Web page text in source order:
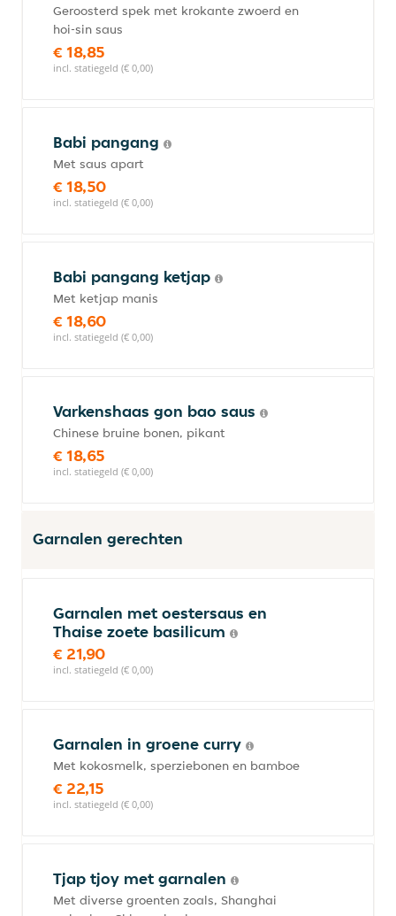
Geroosterd spek met krokante zwoerd en
hoi-sin saus
€ 18,85
incl. statiegeld (€ 0,00)
Babi pangang
Met saus apart
€ 18,50
incl. statiegeld (€ 0,00)
Babi pangang ketjap
Met ketjap manis
€ 18,60
incl. statiegeld (€ 0,00)
Varkenshaas gon bao saus
Chinese bruine bonen, pikant
€ 18,65
incl. statiegeld (€ 0,00)
Garnalen gerechten
Garnalen met oestersaus en
Thaise zoete basilicum
€ 21,90
incl. statiegeld (€ 0,00)
Garnalen in groene curry
Met kokosmelk, sperziebonen en bamboe
€ 22,15
incl. statiegeld (€ 0,00)
Tjap tjoy met garnalen
Met diverse groenten zoals, Shanghai